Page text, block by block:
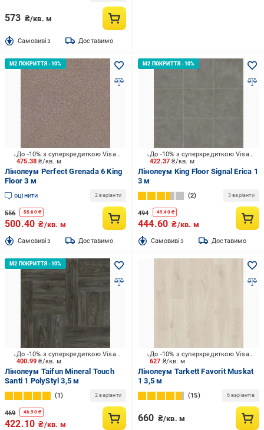
573 ₴/кв. м
Cамовивіз Доставимо
475.38₴/кв. м
До -10% з суперкредиткою Visa Вигода
Лінолеум Perfect Grenada 6 King
Floor 3 м
оцінити 2 варіанти
556 -55.60₴
500.40 ₴/кв. м
Cамовивіз Доставимо
422.37₴/кв. м
До -10% з суперкредиткою Visa Вигода
Лінолеум King Floor Signal Erica 1
3 м
2 3 варіанти
494 -49.40₴
444.60 ₴/кв. м
Cамовивіз Доставимо
400.99₴/кв. м
До -10% з суперкредиткою Visa Вигода
Лінолеум Taifun Mineral Touch
Santi 1 PolyStyl 3,5 м
1 2 варіанти
469 -46.90₴
422.10 ₴/кв. м
627 ₴/кв. м
До -10% з суперкредиткою Visa Вигода
Лінолеум Tarkett Favorit Muskat
1 3,5 м
15 6 варіантів
660 ₴/кв. м